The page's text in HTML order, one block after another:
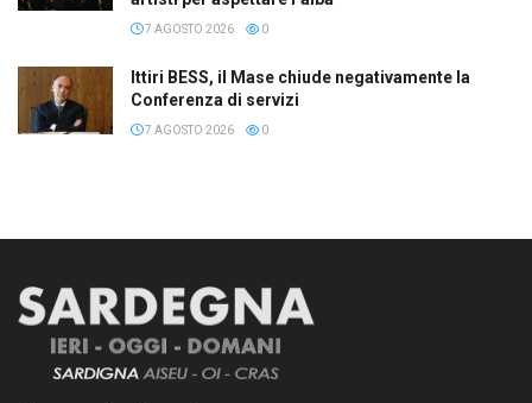
7 AGOSTO 2026 0
Ittiri BESS, il Mase chiude negativamente la
Conferenza di servizi
7 AGOSTO 2026 0